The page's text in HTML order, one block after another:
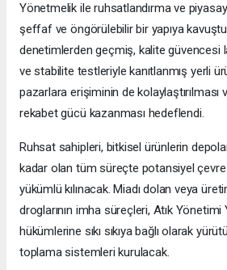
Yönetmelik ile ruhsatlandırma ve
şeffaf ve öngörülebilir bir yapıya
denetimlerden geçmiş, kalite güvencesi
ve stabilite testleriyle kanıtlanmış yerli
pazarlara erişiminin de kolaylaştırılması
rekabet gücü kazanması hedeflendi.
Ruhsat sahipleri, bitkisel ürünlerin
kadar olan tüm süreçte potansiyel
yükümlü kılınacak. Miadı dolan veya
droglarının imha süreçleri, Atık
hükümlerine sıkı sıkıya bağlı olarak
toplama sistemleri kurulacak.